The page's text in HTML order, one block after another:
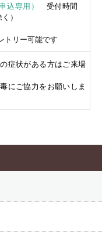
込専用）
受付時間
）
トリー可能です
症状がある方はご来場
にご協力をお願いしま